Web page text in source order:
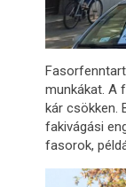
munkákat. A
kár csökken.
fakivágási
fasorok,